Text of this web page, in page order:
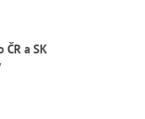
ČR a SK